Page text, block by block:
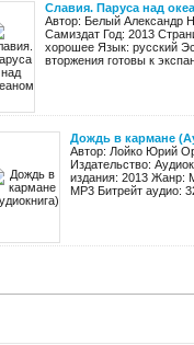
Славия. Паруса над
Автор: Белый Александр
Самиздат Год: 2013
хорошее Язык: русский
вторжения готовы к
Дождь в кармане
Автор: Лойко Юрий
Издательство:
издания: 2013 Жанр:
MP3 Битрейт аудио: